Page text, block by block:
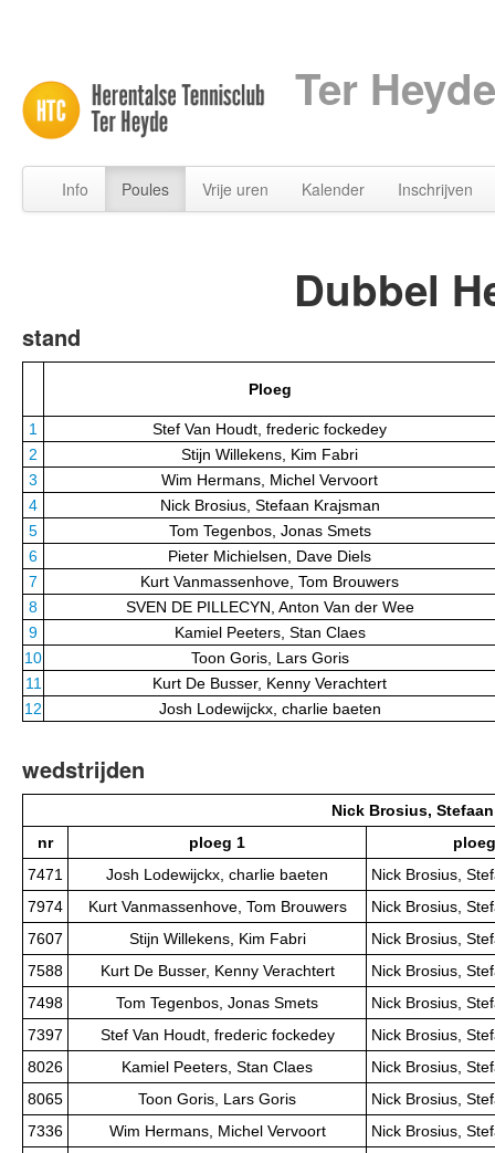
Ter
Info Poules Vrije uren Kalender Inschrijven
Dubbel
stand
Ploeg
1
Stef Van Houdt, frederic fockedey
2
Stijn Willekens, Kim Fabri
3
Wim Hermans, Michel Vervoort
4
Nick Brosius, Stefaan Krajsman
5
Tom Tegenbos, Jonas Smets
6
Pieter Michielsen, Dave Diels
7
Kurt Vanmassenhove, Tom Brouwers
8
SVEN DE PILLECYN, Anton Van der Wee
9
Kamiel Peeters, Stan Claes
10
Toon Goris, Lars Goris
11
Kurt De Busser, Kenny Verachtert
12
Josh Lodewijckx, charlie baeten
wedstrijden
Nick Brosius,
nr
ploeg 1
7471
Josh Lodewijckx, charlie baeten
Nick Brosius,
7974
Kurt Vanmassenhove, Tom Brouwers
Nick Brosius,
7607
Stijn Willekens, Kim Fabri
Nick Brosius,
7588
Kurt De Busser, Kenny Verachtert
Nick Brosius,
7498
Tom Tegenbos, Jonas Smets
Nick Brosius,
7397
Stef Van Houdt, frederic fockedey
Nick Brosius,
8026
Kamiel Peeters, Stan Claes
Nick Brosius,
8065
Toon Goris, Lars Goris
Nick Brosius,
7336
Wim Hermans, Michel Vervoort
Nick Brosius,